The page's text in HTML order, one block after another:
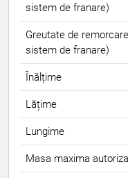
sistem de franare)
Greutate de
sistem de franare)
Înălțime
Lățime
Lungime
Masa maxima